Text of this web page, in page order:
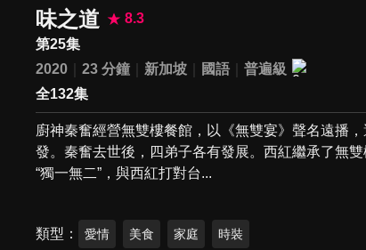
味之道
8.3
第25集
2020
23 分鐘 新加坡 國語
普遍級
全132集
廚神秦奮經營無雙樓餐館，以《無雙宴》聲名遠播
發。秦奮去世後，四弟子各有發展。西紅繼承了無
“獨一無二”，與西紅打對台...
類型 愛情 美食 家庭 時裝